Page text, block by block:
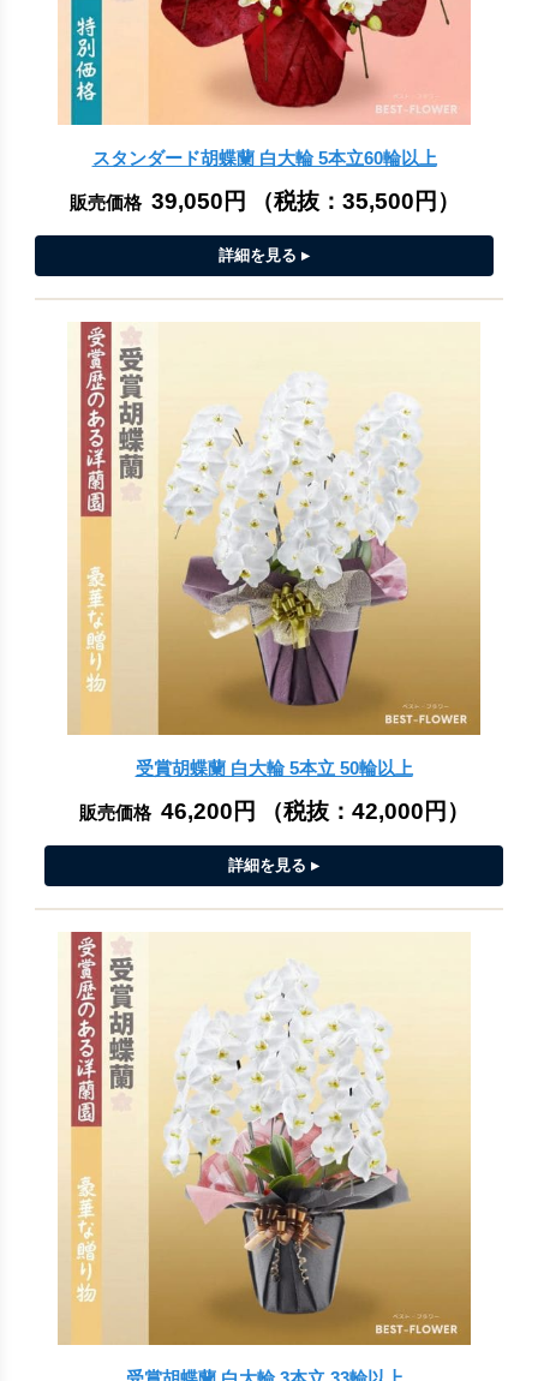
スタンダード胡蝶蘭 白大輪 5本立60輪以上
販売価格 39,050円 （税抜： 35,500円 ）
受賞胡蝶蘭 白大輪 5本立 50輪以上
販売価格 46,200円 （税抜： 42,000円 ）